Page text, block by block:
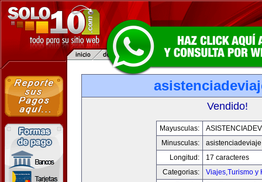
Vendido!
Mayusculas:
Minusculas:
Longitud:
17 caracteres
Categorias:
Viajes,Turismo y